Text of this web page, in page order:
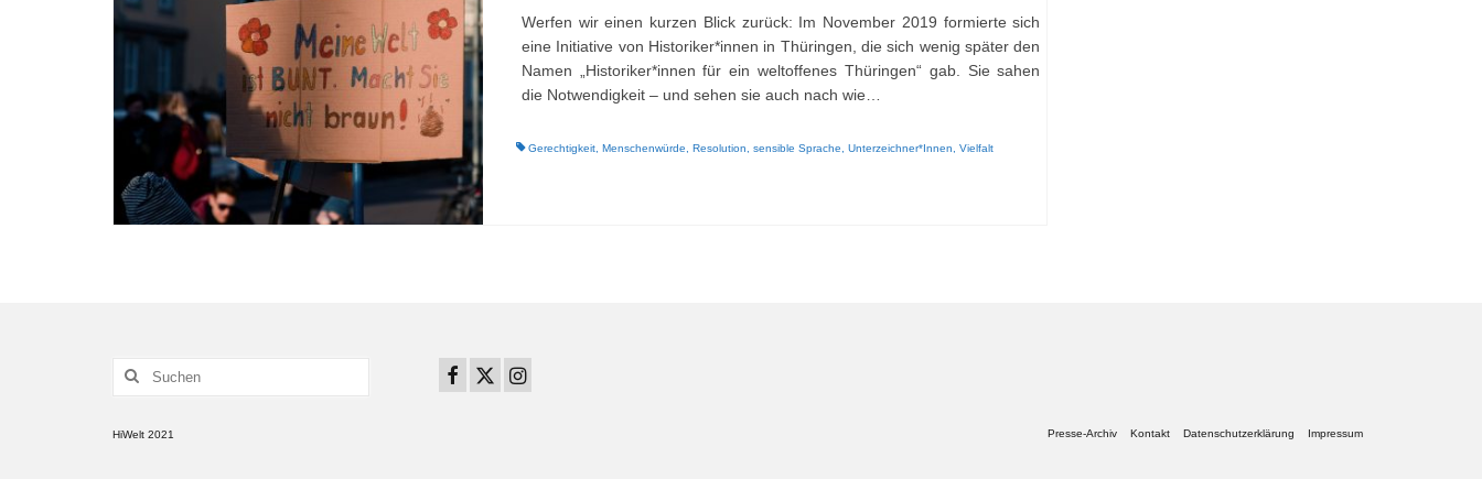
Werfen wir einen kurzen Blick zurück: Im November 2019 formierte sich
eine Initiative von Historiker*innen in Thüringen, die sich wenig später den
Namen „Historiker*innen für ein weltoffenes Thüringen“ gab. Sie sahen
die Notwendigkeit – und sehen sie auch nach wie…
Gerechtigkeit, Menschenwürde Resolution sensible Sprache Unterzeichner*Innen Vielfalt
Suchen
Presse-Archiv Kontakt Datenschutzerklärung Impressum
HiWelt 2021